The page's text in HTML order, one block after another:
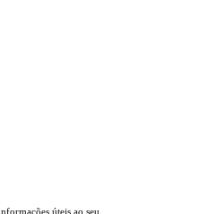
úteis ao seu